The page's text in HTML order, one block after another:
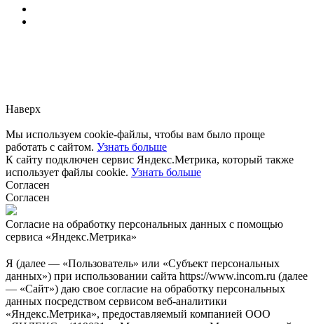
Наверх
Мы используем cookie-файлы, чтобы вам было проще
работать с сайтом. Узнать больше
К сайту подключен сервис Яндекс.Метрика, который также
использует файлы cookie. Узнать больше
Согласен
Согласен
Согласие на обработку персональных данных с помощью
сервиса «Яндекс.Метрика»
Я (далее — «Пользователь» или «Субъект персональных
данных») при использовании сайта https://www.incom.ru (далее
— «Сайт») даю свое согласие на обработку персональных
данных посредством сервисом веб-аналитики
«Яндекс.Метрика», предоставляемый компанией ООО